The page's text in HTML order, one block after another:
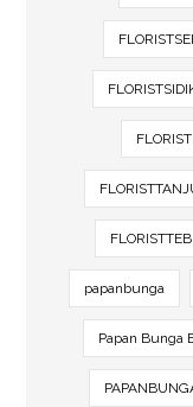
papanbunga
Papan Bunga